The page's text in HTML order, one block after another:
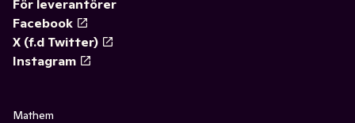
För leverantörer
Facebook
X (f.d Twitter)
Instagram
Mathem